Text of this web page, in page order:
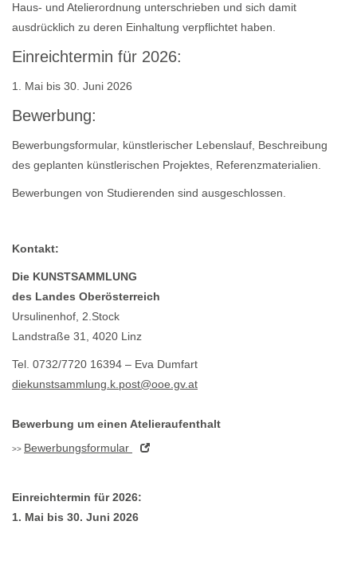
Haus- und Atelierordnung unterschrieben und sich damit
ausdrücklich zu deren Einhaltung verpflichtet haben.
Einreichtermin für 2026:
1. Mai bis 30. Juni 2026
Bewerbung:
Bewerbungsformular, künstlerischer Lebenslauf, Beschreibung
des geplanten künstlerischen Projektes, Referenzmaterialien.
Bewerbungen von Studierenden sind ausgeschlossen.
Kontakt:
Die KUNSTSAMMLUNG
des Landes Oberösterreich
Ursulinenhof, 2.Stock
Landstraße 31, 4020 Linz
Tel. 0732/7720 16394 – Eva Dumfart
diekunstsammlung.k.post@ooe.gv.at
Bewerbung um einen Atelieraufenthalt
Bewerbungsformular
Einreichtermin für 2026:
1. Mai bis 30. Juni 2026